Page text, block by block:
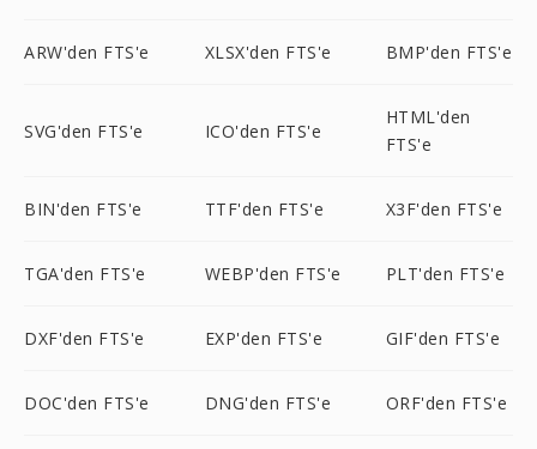
ARW'den FTS'e XLSX'den FTS'e BMP'den FTS'e
SVG'den FTS'e ICO'den FTS'e
HTML'den
FTS'e
BIN'den FTS'e TTF'den FTS'e X3F'den FTS'e
TGA'den FTS'e WEBP'den FTS'e PLT'den FTS'e
DXF'den FTS'e EXP'den FTS'e GIF'den FTS'e
DOC'den FTS'e DNG'den FTS'e ORF'den FTS'e